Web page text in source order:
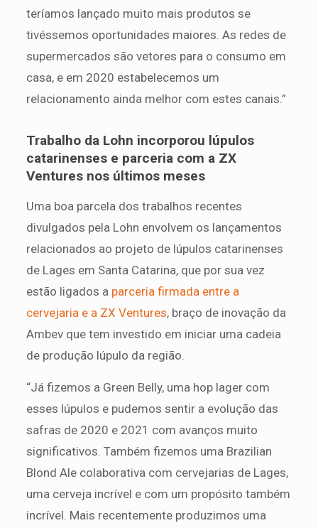
teríamos lançado muito mais produtos se
tivéssemos oportunidades maiores. As redes de
supermercados são vetores para o consumo em
casa, e em 2020 estabelecemos um
relacionamento ainda melhor com estes canais.”
Trabalho da Lohn incorporou lúpulos
catarinenses e parceria com a ZX
Ventures nos últimos meses
Uma boa parcela dos trabalhos recentes
divulgados pela Lohn envolvem os lançamentos
relacionados ao projeto de lúpulos catarinenses
de Lages em Santa Catarina, que por sua vez
estão ligados a parceria firmada entre a
cervejaria e a ZX Ventures, braço de inovação da
Ambev que tem investido em iniciar uma cadeia
de produção lúpulo da região.
“Já fizemos a Green Belly, uma hop lager com
esses lúpulos e pudemos sentir a evolução das
safras de 2020 e 2021 com avanços muito
significativos. Também fizemos uma Brazilian
Blond Ale colaborativa com cervejarias de Lages,
uma cerveja incrível e com um propósito também
incrível. Mais recentemente produzimos uma